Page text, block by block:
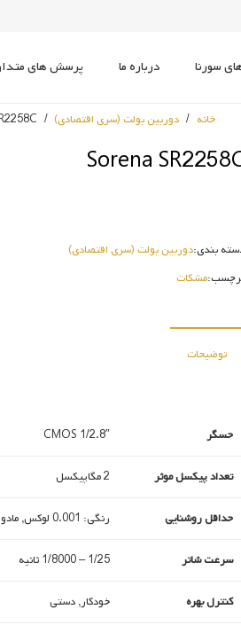
سورنا درباره ما پرسش های
خانه / دوربین بولت (سری اقتصادی) /
Sorena
بندی:دوربین بولت (سری اقتصادی)
مشکات
توضیحات
حسگر 1/2.8″ CMOS
تعداد پیکسل موثر 2 مگاپیکسل
حداقل روشنایی رنگی: 0.001 لوکس, مادون قرمز: 0 لوکس
سرعت شاتر 1/25 – 1/8000 ثانیه
کنترل بهره خودکار, دستی